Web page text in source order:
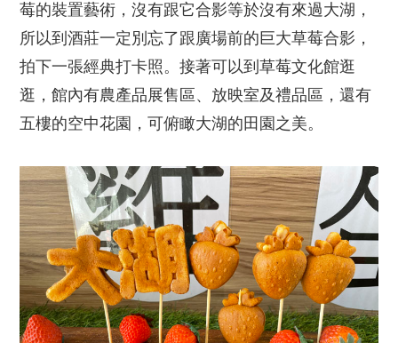
莓的裝置藝術，沒有跟它合影等於沒有來過大湖，
所以到酒莊一定別忘了跟廣場前的巨大草莓合影，
拍下一張經典打卡照。接著可以到草莓文化館逛
逛，館內有農產品展售區、放映室及禮品區，還有
五樓的空中花園，可俯瞰大湖的田園之美。